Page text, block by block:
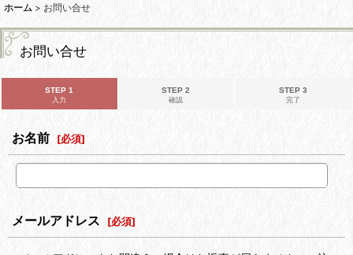
ホーム > お問い合せ
お問い合せ
STEP 1
入力
STEP 2
確認
STEP 3
完了
お名前 [必須]
メールアドレス [必須]